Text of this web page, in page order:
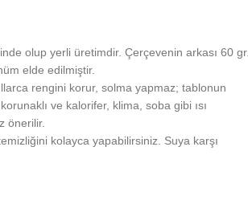
olup yerli üretimdir. Çerçevenin arkası 60 gr.
elde edilmiştir.
rengini korur, solma yapmaz; tablonun
ve kalorifer, klima, soba gibi ısı
önerilir.
kolayca yapabilirsiniz. Suya karşı